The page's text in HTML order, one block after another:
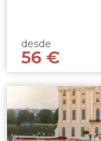
desde
56 €